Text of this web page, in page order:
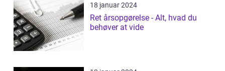
18 januar 2024
Ret årsopgørelse - Alt, hvad du
behøver at vide